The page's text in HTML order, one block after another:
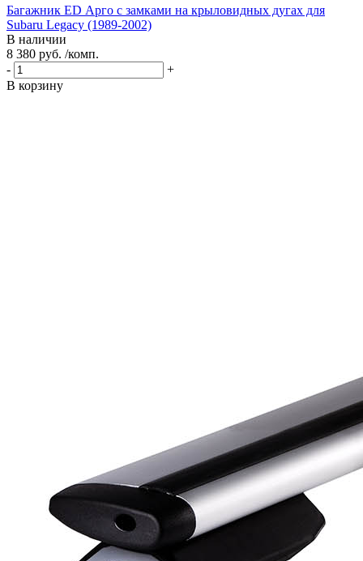
Багажник ED Арго с замками на крыловидных дугах для
Subaru Legacy (1989-2002)
В наличии
8 380 руб. /комп.
-
+
В корзину